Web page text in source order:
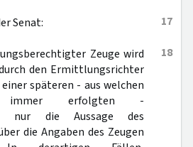
17
Senat:
18
Zeuge wird
den Ermittlungsrichter
späteren - aus welchen
immer erfolgten -
nur die Aussage des
die Angaben des Zeugen